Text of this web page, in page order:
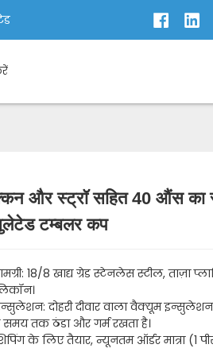
Loading...
Loading...
और स्ट्रॉ सहित 40 औंस का
टम्बलर कप
18/8 खाद्य ग्रेड स्टेनलेस स्टील, ताज़ा
दोहरी दीवार वाला वैक्यूम इन्सुलेशन
तक ठंडा और गर्म रखता है।
के लिए तैयार, न्यूनतम ऑर्डर मात्रा (1